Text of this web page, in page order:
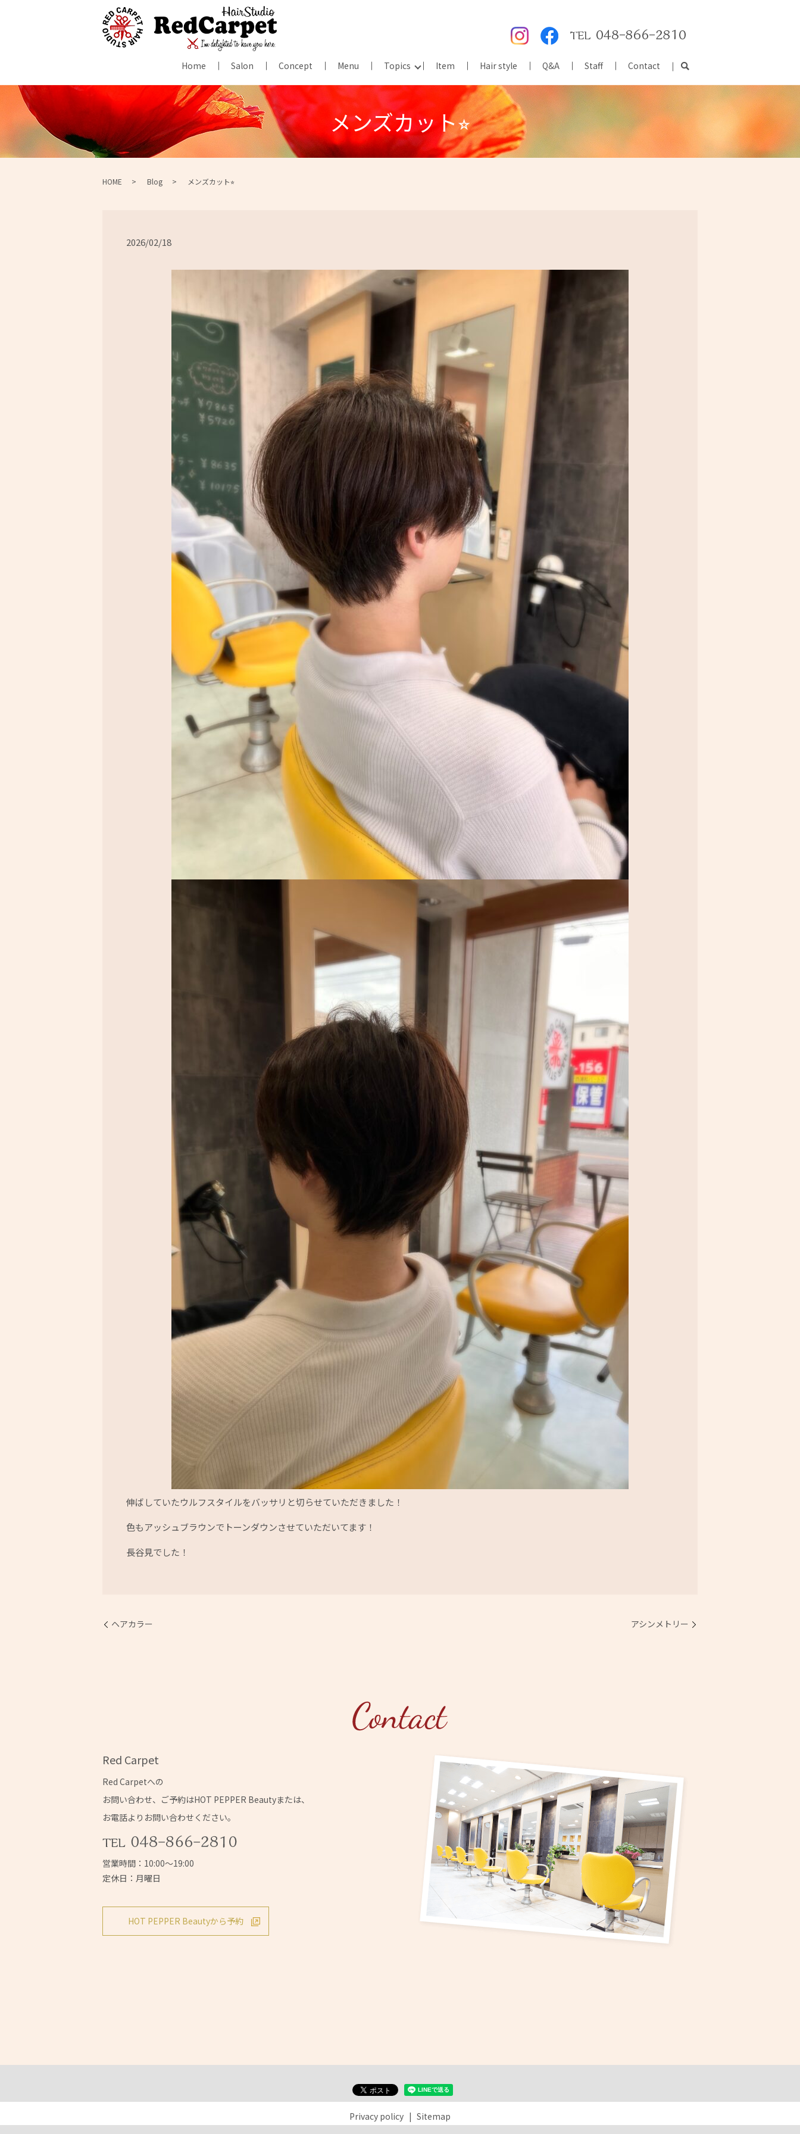
Home Salon Concept Menu Topics Item Hair style Q&A Staff Contact
メンズカット⭐︎
HOME Blog メンズカット⭐︎
2026/02/18
伸ばしていたウルフスタイルをバッサリと切らせていただきました！
色もアッシュブラウンでトーンダウンさせていただいてます！
長谷見でした！
ヘアカラー アシンメトリー
Red Carpet
Red Carpetへの
お問い合わせ、ご予約はHOT PEPPER Beautyまたは、
お電話よりお問い合わせください。
営業時間：10:00～19:00
定休日：月曜日
HOT PEPPER Beautyから予約
Privacy policy Sitemap